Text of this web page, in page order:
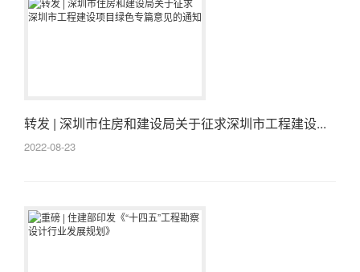
转发 | 深圳市住房和建设局关于征求深圳市工程建设...
2022-08-23